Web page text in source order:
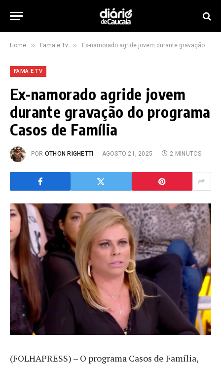
Home » Fama e Tv » Ex-namorado agride jovem durante gravação do programa Casos de Família
FAMA E TV
Ex-namorado agride jovem
durante gravação do programa
Casos de Família
POR OTHON RIGHETTI AGOSTO 21, 2025 2 MINUTOS
(FOLHAPRESS) – O programa Casos de Família,